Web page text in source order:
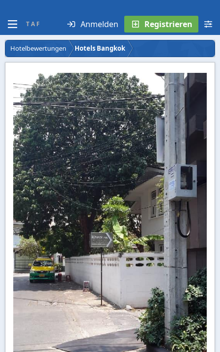
T A F Anmelden Registrieren
Hotelbewertungen Hotels Bangkok